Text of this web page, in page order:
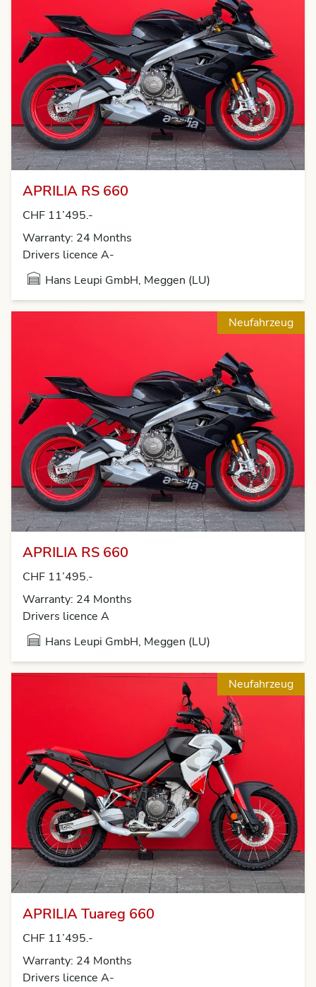
APRILIA RS 660
CHF 11’495.-
Warranty: 24 Months
Drivers licence A-
Hans Leupi GmbH, Meggen (LU)
Neufahrzeug
APRILIA RS 660
CHF 11’495.-
Warranty: 24 Months
Drivers licence A
Hans Leupi GmbH, Meggen (LU)
Neufahrzeug
APRILIA Tuareg 660
CHF 11’495.-
Warranty: 24 Months
Drivers licence A-